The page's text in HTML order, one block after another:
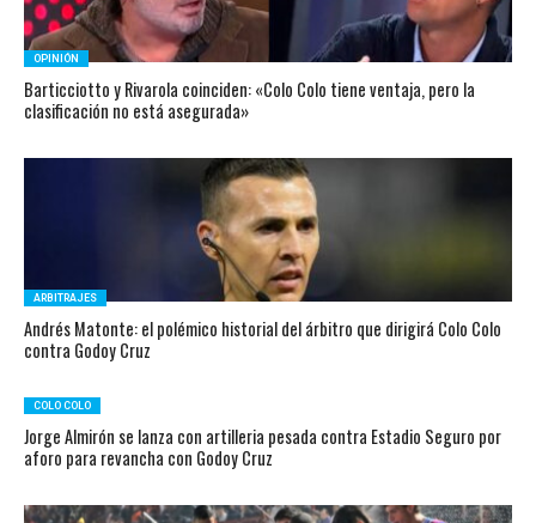
OPINIÓN
Barticciotto y Rivarola coinciden: «Colo Colo tiene ventaja, pero la
clasificación no está asegurada»
ARBITRAJES
Andrés Matonte: el polémico historial del árbitro que dirigirá Colo Colo
contra Godoy Cruz
COLO COLO
Jorge Almirón se lanza con artilleria pesada contra Estadio Seguro por
aforo para revancha con Godoy Cruz